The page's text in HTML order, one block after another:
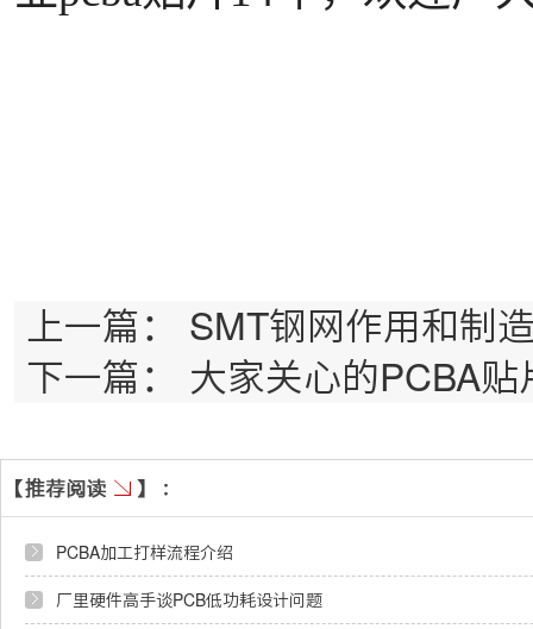
上一篇： SMT钢网作用和制
下一篇： 大家关心的PCBA
PCBA加工打样流程介绍
厂里硬件高手谈PCB低功耗设计问题